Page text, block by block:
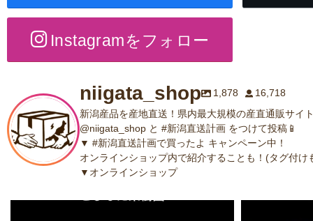
Instagramをフォロー
niigata_shop 1,878
16,718
新潟産品を産地直送！県内最大規模の産直通販サイ
@niigata_shop と #新潟直送計画 をつけて投稿📱
▼ #新潟直送計画で買ったよ キャンペーン中！
オンラインショップ内で紹介することも！(タグ付け
▼オンラインショップ